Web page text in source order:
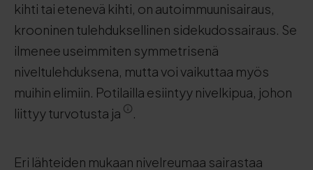
kihti tai etenevä kihti, on autoimmuunisairaus,
krooninen tulehduksellinen sidekudossairaus. Se
ilmenee useimmiten symmetrisenä
niveltulehduksena, mutta voi vaikuttaa myös
muihin elimiin. Potilailla esiintyy nivelkipua, johon
liittyy turvotusta ja
.
Eri lähteiden mukaan nivelreumaa sairastaa